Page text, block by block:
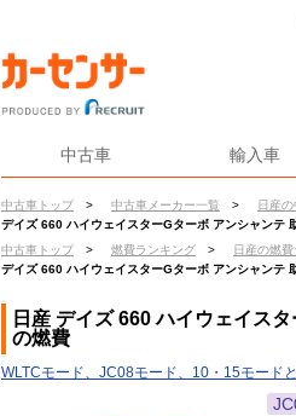
中古車 輸入車
中古車トップ > 中古車メーカー一覧 > 日産
デイズ 660 ハイウェイスターGターボ アンシャンテ
中古車トップ
> 燃費ランキング > 日産の燃
デイズ 660 ハイウェイスターGターボ アンシャンテ
日産 デイズ 660 ハイウェイス
の燃費
WLTCモード、JC08モード、10・15モード